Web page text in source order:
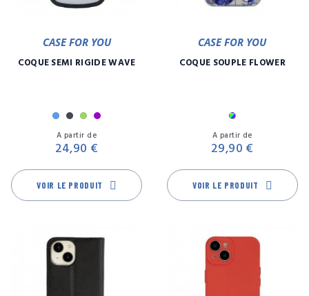
CASE FOR YOU
COQUE SEMI RIGIDE WAVE
BleuNoirVertViolet
A partir de
24,90 €
VOIR LE PRODUIT
CASE FOR YOU
COQUE SOUPLE FLOWER
Multicolore
A partir de
29,90 €
VOIR LE PRODUIT